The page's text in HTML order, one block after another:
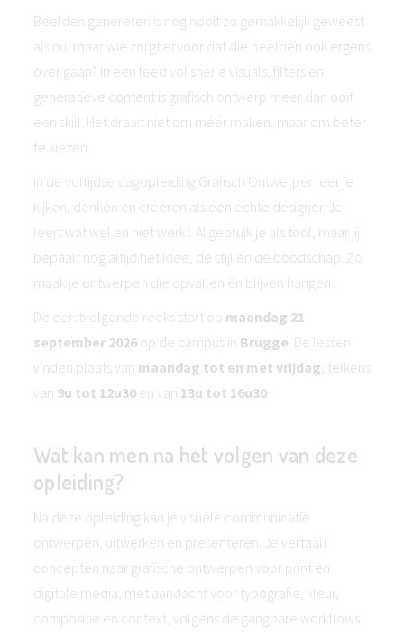
Beelden genereren is nog nooit zo gemakkelijk geweest
als nu, maar wie zorgt ervoor dat die beelden ook ergens
over gaan? In een feed vol snelle visuals, filters en
generatieve content is grafisch ontwerp meer dan ooit
een skill. Het draait niet om méér maken, maar om beter
te kiezen.
In de voltijdse dagopleiding Grafisch Ontwerper leer je
kijken, denken en creëren als een echte designer. Je
leert wat wel en niet werkt. AI gebruik je als tool, maar jij
bepaalt nog altijd het idee, de stijl en de boodschap. Zo
maak je ontwerpen die opvallen én blijven hangen.
De eerstvolgende reeks start op maandag 21
september 2026 op de campus in Brugge. De lessen
vinden plaats van maandag tot en met vrijdag, telkens
van 9u tot 12u30 en van 13u tot 16u30.
Wat kan men na het volgen van deze
opleiding?
Na deze opleiding kan je visuele communicatie
ontwerpen, uitwerken en presenteren. Je vertaalt
concepten naar grafische ontwerpen voor print en
digitale media, met aandacht voor typografie, kleur,
compositie en context, volgens de gangbare workflows.